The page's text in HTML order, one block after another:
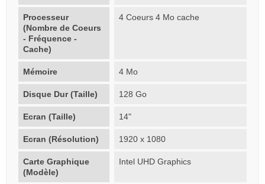
Processeur
(Nombre de Coeurs
- Fréquence -
Cache)
4 Coeurs 4 Mo cache
Mémoire 4 Mo
Disque Dur (Taille) 128 Go
Ecran (Taille) 14"
Ecran (Résolution) 1920 x 1080
Carte Graphique
(Modèle)
Intel UHD Graphics